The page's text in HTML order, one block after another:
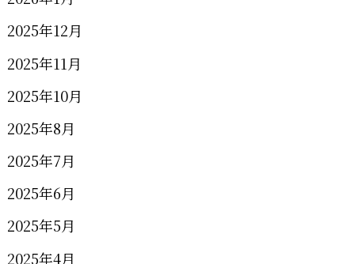
2025年12月
2025年11月
2025年10月
2025年8月
2025年7月
2025年6月
2025年5月
2025年4月